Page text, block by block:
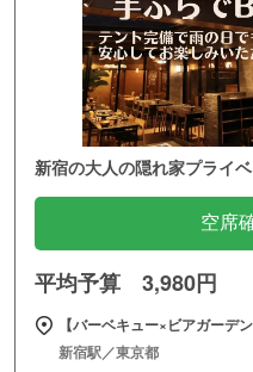
新宿の大人の隠れ家プライ
空席
平均予算 3,980円
【バーベキュー×ビアガーデ
新宿駅／東京都